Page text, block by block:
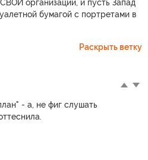
организации, и пусть Запад
бумагой с портретами в
Раскрыть ветку
- а, не фиг слушать